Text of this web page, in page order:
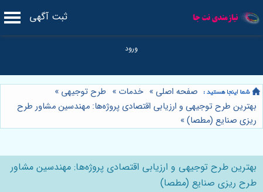
ثبت آگهی
صفحه اصلی » خدمات » طرح توجیهی »
بهترین طرح توجیهی و ارزیابی اقتصادی پروژه‌ها: مهندسین مشاور طرح
ریزی صنایع (مطصا)»
بهترین طرح توجیهی و ارزیابی اقتصادی پروژه‌ها: مهندسین مشاور
طرح ریزی صنایع (مطصا)